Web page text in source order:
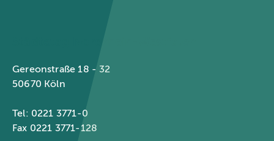
Gereonstraße 18 - 32
50670 Köln
Tel: 0221 3771-0
Fax 0221 3771-128